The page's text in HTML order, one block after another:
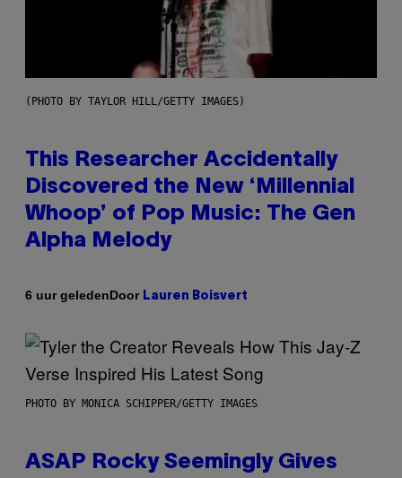
(PHOTO BY TAYLOR HILL/GETTY IMAGES)
This Researcher Accidentally
Discovered the New ‘Millennial
Whoop’ of Pop Music: The Gen
Alpha Melody
6 uur geledenDoor Lauren Boisvert
PHOTO BY MONICA SCHIPPER/GETTY IMAGES
ASAP Rocky Seemingly Gives